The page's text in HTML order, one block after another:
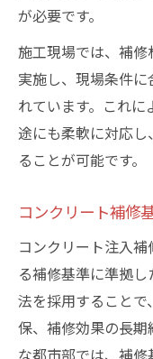
が必要です。
施工現場では、補
実施し、現場条件
れています。これ
途にも柔軟に対応
ることが可能です。
コンクリート補修
コンクリート注入
る補修基準に準拠
法を採用すること
保、補修効果の長期
な都市部では、補